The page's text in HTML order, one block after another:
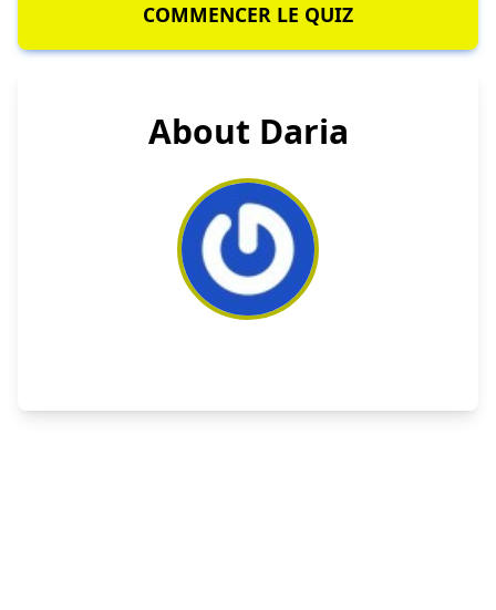
COMMENCER LE QUIZ
About Daria